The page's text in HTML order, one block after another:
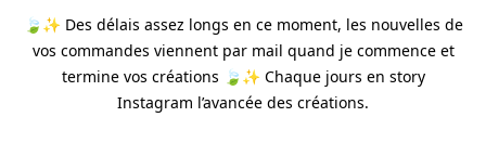
🍃✨ Des délais assez longs en ce moment, les nouvelles de
vos commandes viennent par mail quand je commence et
termine vos créations 🍃✨ Chaque jours en story
Instagram l’avancée des créations.